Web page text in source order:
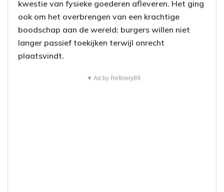
kwestie van fysieke goederen afleveren. Het ging
ook om het overbrengen van een krachtige
boodschap aan de wereld: burgers willen niet
langer passief toekijken terwijl onrecht
plaatsvindt.
▼ Ad by Refinery89